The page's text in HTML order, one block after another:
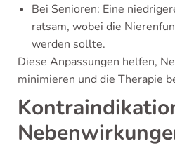
Bei Senioren: Eine
ratsam, wobei die
werden sollte.
Diese Anpassungen helfen,
minimieren und die Therapie